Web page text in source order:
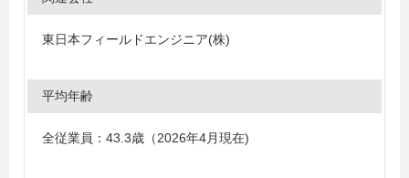
東日本フィールドエンジニア(株)
平均年齢
全従業員：43.3歳（2026年4月現在)